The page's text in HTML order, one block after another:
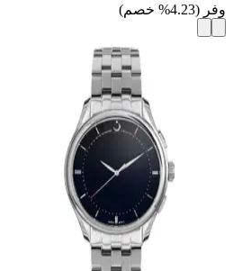
وفر (
4.23
% خصم)